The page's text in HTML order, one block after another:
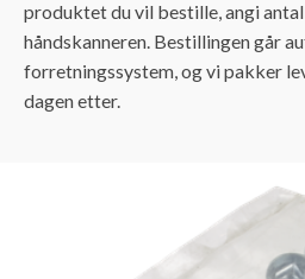
produktet du vil bestille, angi
håndskanneren. Bestillingen går
forretningssystem, og vi pakker
dagen etter.